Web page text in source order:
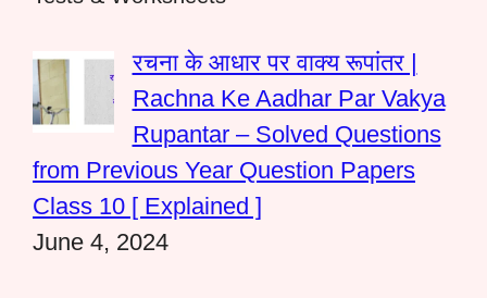
रचना के आधार पर वाक्य रूपांतर |
Rachna Ke Aadhar Par Vakya
Rupantar – Solved Questions
from Previous Year Question Papers
Class 10 [ Explained ]
June 4, 2024